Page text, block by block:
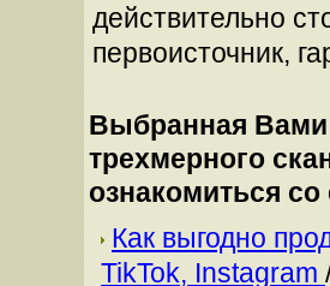
действительно
первоисточник,
Выбранная Вами
трехмерного
ознакомиться
Как выгодно
TikTok, Instagram